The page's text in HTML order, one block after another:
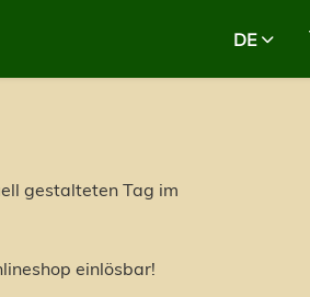
DE
gestalteten Tag im
einlösbar!